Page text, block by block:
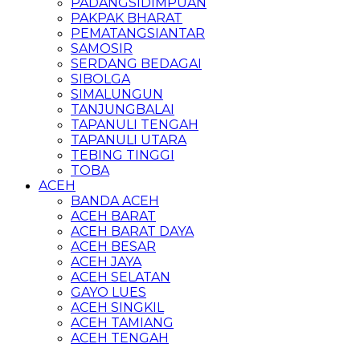
PAKPAK BHARAT
PEMATANGSIANTAR
SAMOSIR
SERDANG BEDAGAI
SIBOLGA
SIMALUNGUN
TANJUNGBALAI
TAPANULI TENGAH
TAPANULI UTARA
TEBING TINGGI
TOBA
ACEH
BANDA ACEH
ACEH BARAT
ACEH BARAT DAYA
ACEH BESAR
ACEH JAYA
ACEH SELATAN
GAYO LUES
ACEH SINGKIL
ACEH TAMIANG
ACEH TENGAH